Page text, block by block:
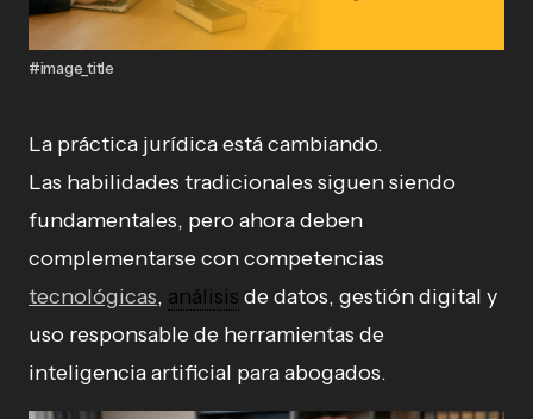
#image_title
La práctica jurídica está cambiando.
Las habilidades tradicionales siguen siendo
fundamentales, pero ahora deben
complementarse con competencias
tecnológicas, análisis de datos, gestión digital y
uso responsable de herramientas de
inteligencia artificial para abogados.